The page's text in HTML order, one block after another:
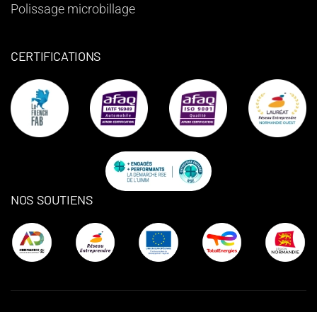
Polissage microbillage
CERTIFICATIONS
NOS SOUTIENS